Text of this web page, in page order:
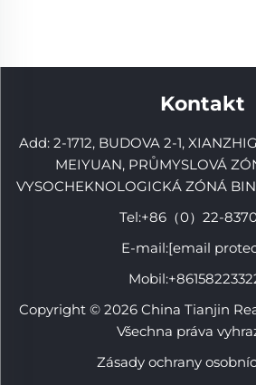
Kontakt
Add: 2-1712, BUDOVA 2-1,
MEIYUAN, PRŮMYSLOVÁ
VYSOCHEKNOLOGICKÁ ZÓNÁ
Tel:+86（0）22-
E-mail:[email
Mobil:
Copyright © 2026 China Tianjin
Všechna práva
Zásady ochrany